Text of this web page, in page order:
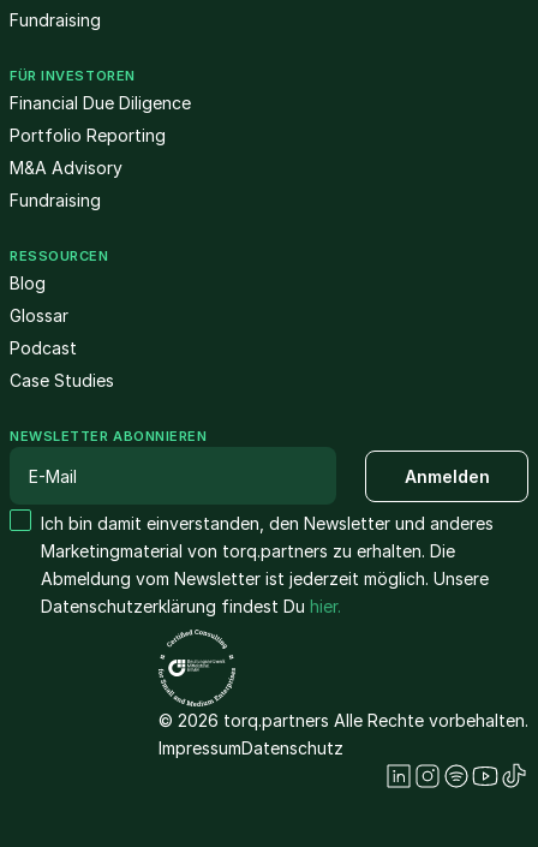
Fundraising
FÜR INVESTOREN
Financial Due Diligence
Portfolio Reporting
M&A Advisory
Fundraising
RESSOURCEN
Blog
Glossar
Podcast
Case Studies
NEWSLETTER ABONNIEREN
Ich bin damit einverstanden, den Newsletter und anderes
Marketingmaterial von torq.partners zu erhalten. Die
Abmeldung vom Newsletter ist jederzeit möglich. Unsere
Datenschutzerklärung findest Du hier.
© 2026 torq.partners Alle Rechte vorbehalten.
ImpressumDatenschutz